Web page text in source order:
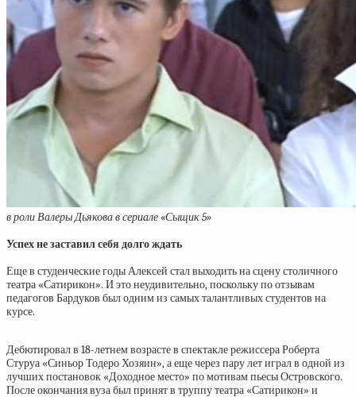
в роли Валеры Дьякова в сериале «Сыщик 5»
Успех не заставил себя долго ждать
Еще в студенческие годы Алексей стал выходить на сцену столичного
театра «Сатирикон». И это неудивительно, поскольку по отзывам
педагогов Бардуков был одним из самых талантливых студентов на
курсе.
Дебютировал в 18-летнем возрасте в спектакле режиссера Роберта
Стуруа «Синьор Тодеро Хозяин», а еще через пару лет играл в одной из
лучших постановок «Доходное место» по мотивам пьесы Островского.
После окончания вуза был принят в труппу театра «Сатирикон» и